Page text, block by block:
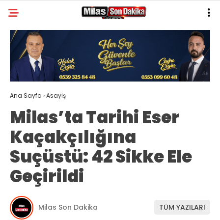
28.8
GALERİ YAZARLAR
MILAS
MUĞLA’DAN
ASAYIŞ
GÜNDEM
EKONOMI
SPOR
VEFAT
Ana Sayfa ›Asayiş
Milas’ta Tarihi Eser
Kaçakçılığına
Suçüstü: 42 Sikke Ele
Geçirildi
Milas Son Dakika TÜM YAZILARI